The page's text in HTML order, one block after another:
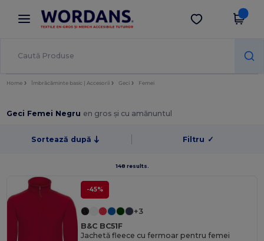
× Aplicația Wordans
Prețuri mai bune în aplicație!
Descarcă app
Home Îmbrăcăminte basic | Accesorii Geci Femei
Geci Femei Negru en gros și cu amănuntul
Sortează după Filtru ✓
148 results.
-45%
+3
B&C BC51F
Jachetă fleece cu fermoar pentru femei